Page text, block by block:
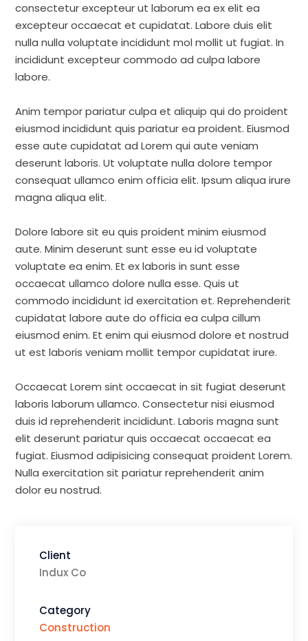
consectetur excepteur ut laborum ea ex elit ea
excepteur occaecat et cupidatat. Labore duis elit
nulla nulla voluptate incididunt mol mollit ut fugiat. In
incididunt excepteur commodo ad culpa labore
labore.
Anim tempor pariatur culpa et aliquip qui do proident
eiusmod incididunt quis pariatur ea proident. Eiusmod
esse aute cupidatat ad Lorem qui aute veniam
deserunt laboris. Ut voluptate nulla dolore tempor
consequat ullamco enim officia elit. Ipsum aliqua irure
magna aliqua elit.
Dolore labore sit eu quis proident minim eiusmod
aute. Minim deserunt sunt esse eu id voluptate
voluptate ea enim. Et ex laboris in sunt esse
occaecat ullamco dolore nulla esse. Quis ut
commodo incididunt id exercitation et. Reprehenderit
cupidatat labore aute do officia ea culpa cillum
eiusmod enim. Et enim qui eiusmod dolore et nostrud
ut est laboris veniam mollit tempor cupidatat irure.
Occaecat Lorem sint occaecat in sit fugiat deserunt
laboris laborum ullamco. Consectetur nisi eiusmod
duis id reprehenderit incididunt. Laboris magna sunt
elit deserunt pariatur quis occaecat occaecat ea
fugiat. Eiusmod adipisicing consequat proident Lorem.
Nulla exercitation sit pariatur reprehenderit anim
dolor eu nostrud.
Client
Indux Co
Category
Construction